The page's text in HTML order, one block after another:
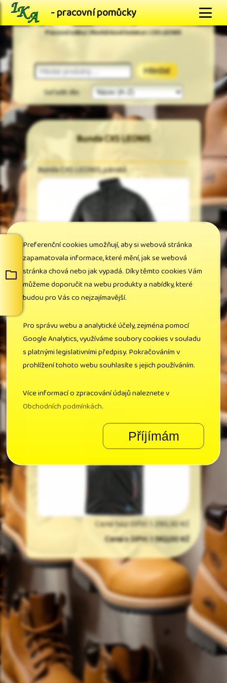
- pracovní pomůcky
Pracovní oděvy \ Montérkové kolekce \ CXS LEONIS
Hledat
Seřadit dle:
Bunda CXS LEONIS
Bunda CXS LEONIS, pánská
Cena bez DPH: 1 698,30 Kč
Vesta CXS LEONIS
Vesta CXS LEONIS, černá s HV modro/
červenými doplňky
Cena bez DPH: 1 290,30 Kč
Cena s DPH: 1 562,00 Kč
Preferenční cookies umožňují, aby si webová stránka
zapamatovala informace, které mění, jak se webová
stránka chová nebo jak vypadá. Díky těmto cookies Vám
můžeme doporučit na webu produkty a nabídky, které
budou pro Vás co nejzajímavější.
Pro správu webu a analytické účely, zejména pomocí
Google Analytics, využíváme soubory cookies v souladu
s platnými legislativními předpisy. Pokračováním v
prohlížení tohoto webu souhlasíte s jejich používáním.
Více informací o zpracování údajů naleznete v
Obchodních podmínkách.
Příjímám